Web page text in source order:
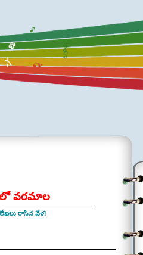
వరమాల
రాసిన వేళ!